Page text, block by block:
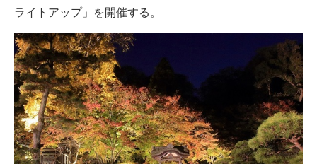
ライトアップ」を開催する。